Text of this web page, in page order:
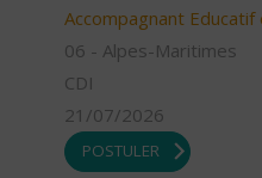
Accompagnant Educatif
06 - Alpes-Maritimes
CDI
21/07/2026
POSTULER